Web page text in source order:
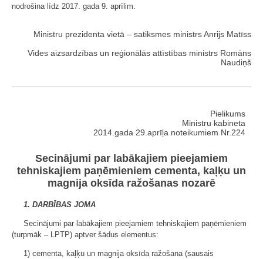
nodrošina līdz 2017. gada 9. aprīlim.
Ministru prezidenta vietā – satiksmes ministrs Anrijs Matīss
Vides aizsardzības un reģionālās attīstības ministrs Romāns
Naudiņš
Pielikums
Ministru kabineta
2014.gada 29.aprīļa noteikumiem Nr.224
Secinājumi par labākajiem pieejamiem
tehniskajiem paņēmieniem cementa, kaļķu un
magnija oksīda ražošanas nozarē
1. DARBĪBAS JOMA
Secinājumi par labākajiem pieejamiem tehniskajiem paņēmieniem
(turpmāk – LPTP) aptver šādus elementus:
1) cementa, kaļķu un magnija oksīda ražošana (sausais